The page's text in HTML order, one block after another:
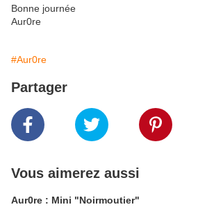
Bonne journée
Aur0re
#Aur0re
Partager
Vous aimerez aussi
Aur0re : Mini "Noirmoutier"